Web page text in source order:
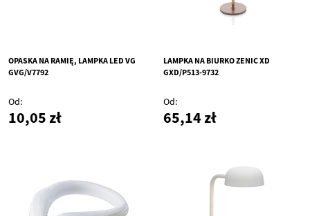
OPASKA NA RAMIĘ, LAMPKA LED VG
GVG/V7792
Od
10,05 zł
LAMPKA NA BIURKO ZENIC XD
GXD/P513-9732
Od
65,14 zł